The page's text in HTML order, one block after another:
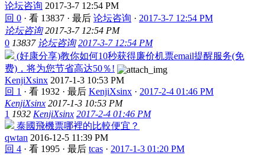
论坛咨询 2017-3-7 12:54 PM
回 0 · 看 13837 · 最后 论坛咨询 · 2017-3-7 12:54 PM
论坛咨询 2017-3-7 12:54 PM
0 13837 论坛咨询 2017-3-7 12:54 PM
(好康分享)教你如何10秒获得廉价机票email提醒服务(免
费)，将为您节省高达50％!
KenjiXsinx 2017-1-3 10:53 PM
回 1 · 看 1932 · 最后 KenjiXsinx · 2017-2-4 01:46 PM
KenjiXsinx 2017-1-3 10:53 PM
1 1932 KenjiXsinx 2017-2-4 01:46 PM
泰國飛機票哪裡的比較便宜？
qwtan 2016-12-5 11:39 PM
回 4 · 看 1995 · 最后 tcas · 2017-1-3 01:20 PM